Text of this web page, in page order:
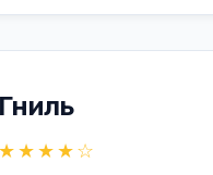
Гниль
★★★★☆